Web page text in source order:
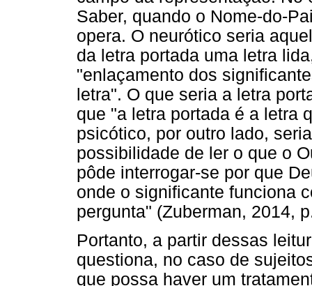
Saber, quando o Nome-do-
opera. O neurótico seria
da letra portada uma letra
"enlaçamento dos
letra". O que seria a letra
que "a letra portada é a letra
psicótico, por outro lado,
possibilidade de ler o que o
pôde interrogar-se por que
onde o significante funciona
pergunta" (Zuberman, 2014,
Portanto, a partir dessas
questiona, no caso de
que possa haver um